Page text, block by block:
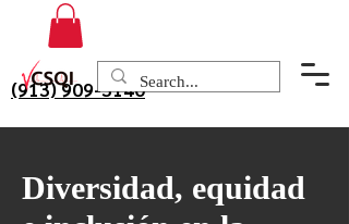
(913) 909-3140
Diversidad, equidad